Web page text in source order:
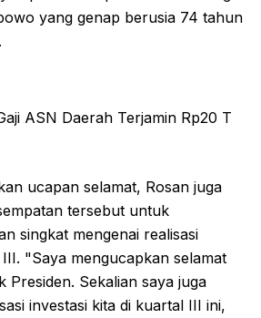
yang genap berusia 74 tahun
ASN Daerah Terjamin Rp20 T
ucapan selamat, Rosan juga
tersebut untuk
singkat mengenai realisasi
"Saya mengucapkan selamat
Presiden. Sekalian saya juga
investasi kita di kuartal III ini,